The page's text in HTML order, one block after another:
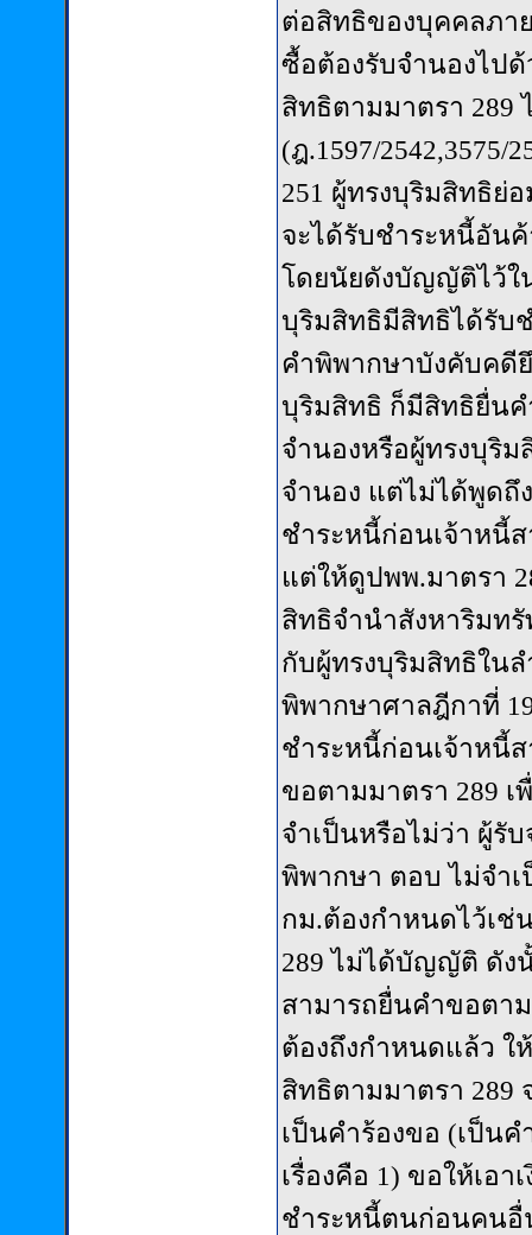
ต่อสิทธิของบุคคลภา
ซื้อต้องรับจำนองไป
สิทธิตามมาตรา 289
(ฎ.1597/2542,3575/
251 ผู้ทรงบุริมสิทธิย่
จะได้รับชำระหนี้อัน
โดยนัยดังบัญญัติไว้ใ
บุริมสิทธิมีสิทธิได้รับ
คำพิพากษาบังคับคดี
บุริมสิทธิ ก็มีสิทธิยื่นค
จำนองหรือผู้ทรงบุริม
จำนอง แต่ไม่ได้พูดถึ
ชำระหนี้ก่อนเจ้าหนี้ส
แต่ให้ดูปพพ.มาตรา
สิทธิจำนำสังหาริมท
กับผู้ทรงบุริมสิทธิใน
พิพากษาศาลฎีกาที่
ชำระหนี้ก่อนเจ้าหนี้
ขอตามมาตรา 289
จำเป็นหรือไม่ว่า ผู้รั
พิพากษา ตอบ ไม่จำ
กม.ต้องกำหนดไว้เช่
289 ไม่ได้บัญญัติ ดัง
สามารถยื่นคำขอตา
ต้องถึงกำหนดแล้ว ให้
สิทธิตามมาตรา 289
เป็นคำร้องขอ (เป็นค
เรื่องคือ 1) ขอให้เอ
ชำระหนี้ตนก่อนคนอื่